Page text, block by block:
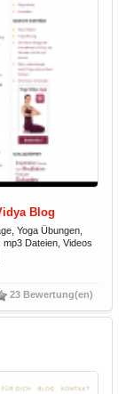
Blog
Yoga Übungen,
Dateien, Videos
23 Bewertung(en)